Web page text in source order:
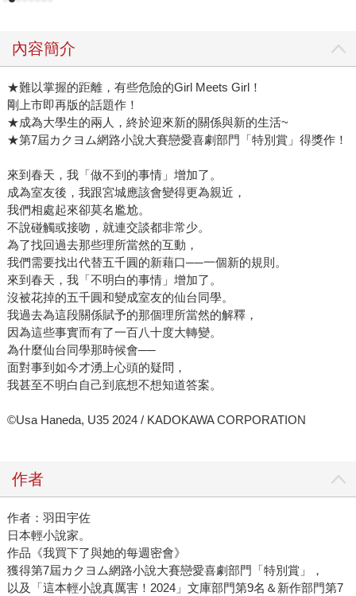
內容簡介
★難以掌握的距離，有些危險的Girl Meets Girl！
剛上市即再版的話題作！
★成為大學生的兩人，終於迎來新的關係與新的生活~
★第7屆カクヨム網路小說大賽戀愛喜劇部門「特別賞」得獎作！
來到春天，我「做不到的事情」增加了。
成為室友後，我跟宮城應該會變得更為親近，
我們相處起來卻莫名尷尬。
不說碰觸或接吻，就連交談都非常少。
為了找回過去那些理所當然的互動，
我們需要找出代替五千圓的新藉口──一個新的規則。
來到春天，我「不明白的事情」增加了。
沒被花掉的五千圓和變成室友的仙台同學。
我過去為這段關係賦予的那個理所當然的解釋，
因為這些事實而有了一百八十度大轉變。
為什麼仙台同學那時候會──
面對事到如今才湧上心頭的疑問，
我甚至不明白自己到底想不想知道答案。
©Usa Haneda, U35 2024 / KADOKAWA CORPORATION
作者
作者：羽田宇佐
日本輕小說家。
作品《我買下了與她的每週密會》
獲得第7屆カクヨム網路小說大賽戀愛喜劇部門「特別賞」，
以及「這本輕小說真厲害！2024」文庫部門第9名＆新作部門第7